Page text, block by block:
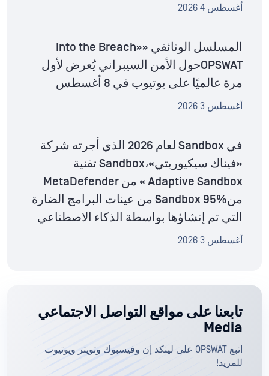
أغسطس 4 2026
المسلسل الوثائقي «Into the Breach»
OPSWATحول الأمن السيبراني يُعرض لأول
مرة عالميًا على يوتيوب في 8 أغسطس
أغسطس 3 2026
في Sandbox لعام 2026 الذي أجرته شركة
«فيناك سيكيوريتي»،Sandbox تقنية
Adaptive Sandbox » من MetaDefender
منSandbox 95% من عينات البرامج الضارة
التي تم إنشاؤها بواسطة الذكاء الاصطناعي
أغسطس 3 2026
تابعنا على مواقع التواصل الاجتماعي
Media
اتبع OPSWAT على لينكد إن وفيسبوك وتويتر ويوتيوب
للمزيد!